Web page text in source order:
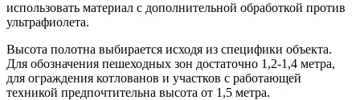
использовать материал с дополнительной обработкой против
ультрафиолета.
Высота полотна выбирается исходя из специфики объекта.
Для обозначения пешеходных зон достаточно 1,2-1,4 метра,
для ограждения котлованов и участков с работающей
техникой предпочтительна высота от 1,5 метра.